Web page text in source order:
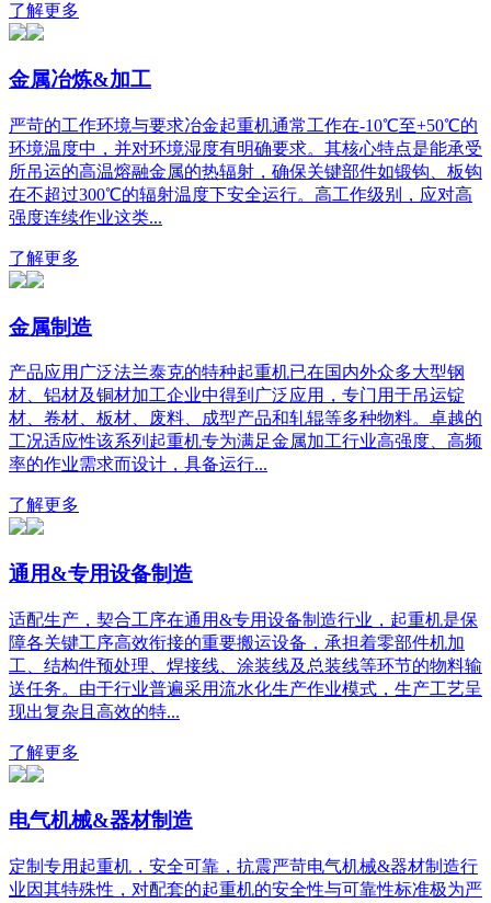
了解更多
金属冶炼&加工
严苛的工作环境与要求冶金起重机通常工作在-10℃至+50℃的
环境温度中，并对环境湿度有明确要求。其核心特点是能承受
所吊运的高温熔融金属的热辐射，确保关键部件如锻钩、板钩
在不超过300℃的辐射温度下安全运行。高工作级别，应对高
强度连续作业这类...
了解更多
金属制造
产品应用广泛法兰泰克的特种起重机已在国内外众多大型钢
材、铝材及铜材加工企业中得到广泛应用，专门用于吊运锭
材、卷材、板材、废料、成型产品和轧辊等多种物料。卓越的
工况适应性该系列起重机专为满足金属加工行业高强度、高频
率的作业需求而设计，具备运行...
了解更多
通用&专用设备制造
适配生产，契合工序在通用&专用设备制造行业，起重机是保
障各关键工序高效衔接的重要搬运设备，承担着零部件机加
工、结构件预处理、焊接线、涂装线及总装线等环节的物料输
送任务。由于行业普遍采用流水化生产作业模式，生产工艺呈
现出复杂且高效的特...
了解更多
电气机械&器材制造
定制专用起重机，安全可靠，抗震严苛电气机械&器材制造行
业因其特殊性，对配套的起重机的安全性与可靠性标准极为严